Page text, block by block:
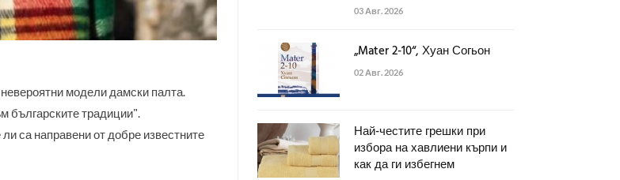
модели дамски палта.
българските традиции".
са направени от добре известните
03 Авг. 2026
„Mater 2-10“, Хуан Согьон
02 Авг. 2026
Най-честите грешки при
избора на хавлиени кърпи и
как да ги избегнем